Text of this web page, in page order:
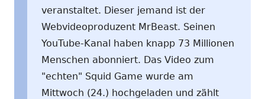
veranstaltet. Dieser jemand ist der
Webvideoproduzent MrBeast. Seinen
YouTube-Kanal haben knapp 73 Millionen
Menschen abonniert. Das Video zum
"echten" Squid Game wurde am
Mittwoch (24.) hochgeladen und zählt